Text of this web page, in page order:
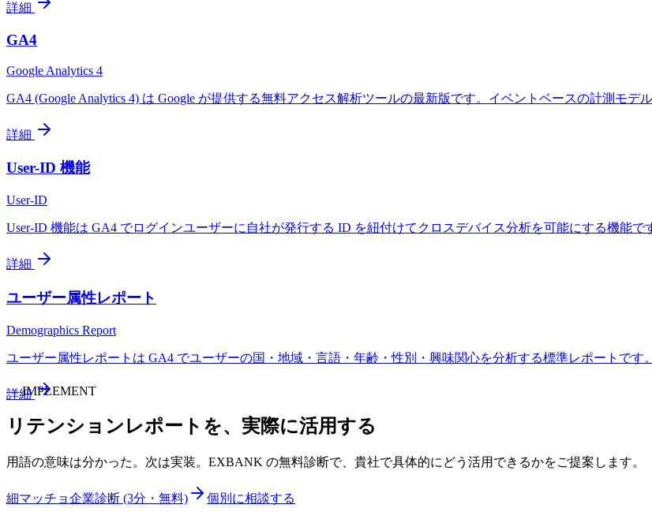
詳細
GA4
Google Analytics 4
GA4 (Google Analytics 4) は Google が提供する無料アクセス解析ツールの最新版です。イベントベースの計測モデ
詳細
User-ID 機能
User-ID
User-ID 機能は GA4 でログインユーザーに自社が発行する ID を紐付けてクロスデバイス分析を可能にする機能
詳細
ユーザー属性レポート
Demographics Report
ユーザー属性レポートは GA4 でユーザーの国・地域・言語・年齢・性別・興味関心を分析する標準レポートです
詳細
—IMPLEMENT
リテンションレポート を、実際に活用する
用語の意味は分かった。次は実装。EXBANK の無料診断で、貴社で具体的にどう活用できるかをご提案します。
細マッチョ企業診断 (3分・無料) 個別に相談する